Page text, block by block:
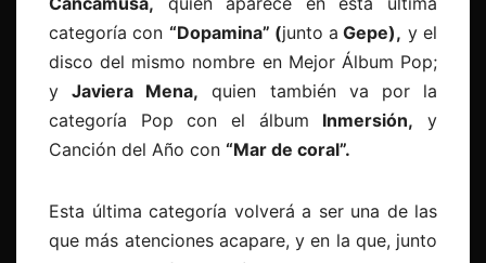
categoría con “Dopamina” (junto a Gepe), y el
disco del mismo nombre en Mejor Álbum Pop;
yJaviera Mena, quien también va por la
categoría Pop con el álbum Inmersión, y
Canción del Año con “Mar de coral”.
Esta última categoría volverá a ser una de las
que más atenciones acapare, y en la que, junto